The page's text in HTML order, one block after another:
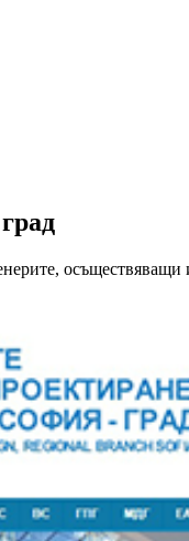
осъществяващи